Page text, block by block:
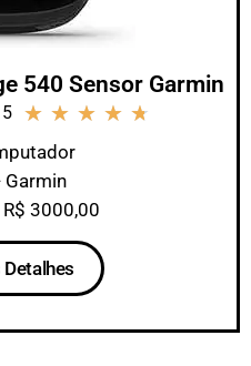
540 Sensor Garmin
★ ★ ★ ★ ★
Garmin
3000,00